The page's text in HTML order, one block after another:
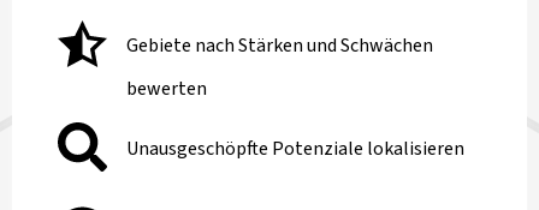
Gebiete nach Stärken und Schwächen
bewerten
Unausgeschöpfte Potenziale lokalisieren